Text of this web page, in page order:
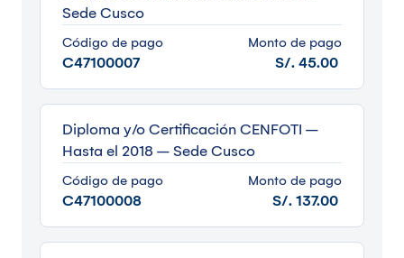
Sede Cusco
Código de pago
C47100007
Monto de pago
S/. 45.00
Diploma y/o Certificación CENFOTI –
Hasta el 2018 – Sede Cusco
Código de pago
C47100008
Monto de pago
S/. 137.00